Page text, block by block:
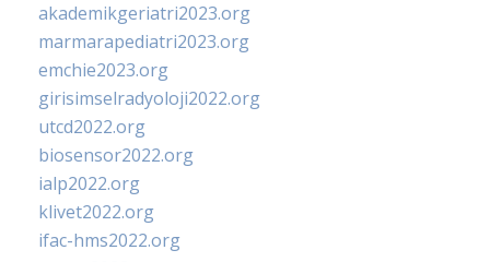
akademikgeriatri2023.org
marmarapediatri2023.org
emchie2023.org
girisimselradyoloji2022.org
utcd2022.org
biosensor2022.org
ialp2022.org
klivet2022.org
ifac-hms2022.org